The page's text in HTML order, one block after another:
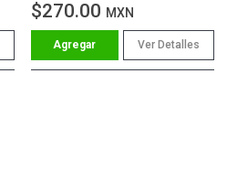
$270.00 MXN
Ver Detalles